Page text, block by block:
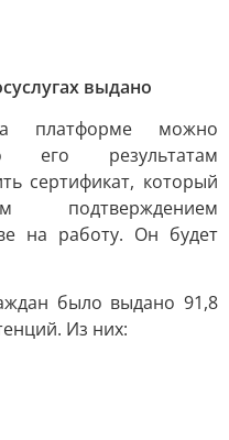
выдано
платформе можно
его результатам
сертификат, который
подтверждением
на работу. Он будет
было выдано 91,8
Из них: